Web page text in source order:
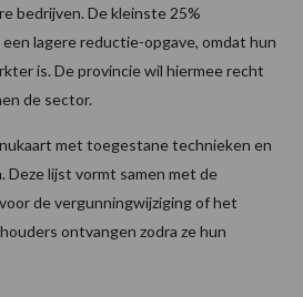
bedrijven. De kleinste 25%
lagere reductie-opgave, omdat hun
is. De provincie wil hiermee recht
de sector.
met toegestane technieken en
Deze lijst vormt samen met de
de vergunningwijziging of het
ontvangen zodra ze hun